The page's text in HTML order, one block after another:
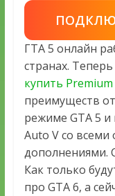
ГТА 5 онлайн
странах.
купить
преимуществ
режиме GTA 5
Auto V со
дополнениями.
Как только
про GTA 6, а